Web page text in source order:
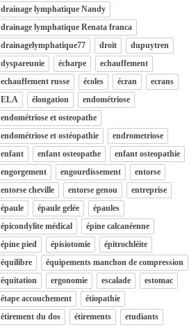
drainage lymphatique Nandy
drainage lymphatique Renata franca
drainagelymphatique77
droit
dupuytren
dyspareunie
écharpe
echauffement
echauffement russe
écoles écran
ecrans
ELA
élongation
endométriose
endométriose et osteopathe
endométriose et ostéopathie
endrometriose
enfant
enfant osteopathe
enfant osteopathie
engorgement
engourdissement
entorse
entorse cheville
entorse genou
entreprise
épaule
épaule gelée
épaules
épicondylite médical
épine calcanéenne
épine pied
épisiotomie
épitrochléite
équilibre
équipements manchon de compression
équitation
ergonomie escalade
estomac
étape accouchement
étiopathie
étirement du dos
étirements etudiants